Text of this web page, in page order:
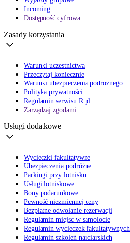
Incoming
Dostępność cyfrowa
Zasady korzystania
Warunki uczestnictwa
Przeczytaj koniecznie
Warunki ubezpieczenia podróżnego
Polityka prywatności
Regulamin serwisu R.pl
Zarządzaj zgodami
Usługi dodatkowe
Wycieczki fakultatywne
Ubezpieczenia podróżne
Parkingi przy lotnisku
Usługi lotniskowe
Bony podarunkowe
Pewność niezmiennej ceny
Bezpłatne odwołanie rezerwacji
Regulamin miejsc w samolocie
Regulamin wycieczek fakultatywnych
Regulamin szkoleń narciarskich